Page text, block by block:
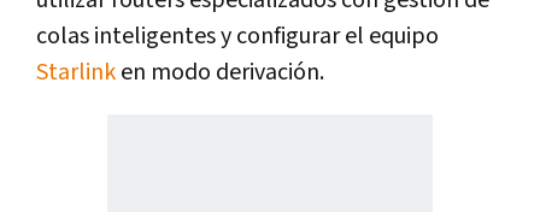
colas inteligentes y configurar el equipo
Starlinken modo derivación.